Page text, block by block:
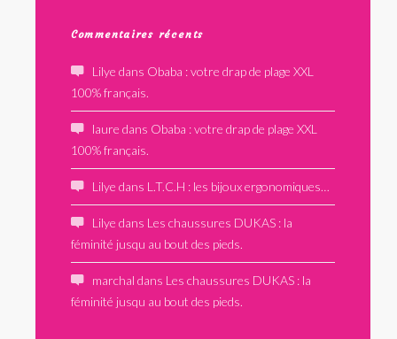
Commentaires récents
Lilye dans Obaba : votre drap de plage XXL
100% français.
laure dans Obaba : votre drap de plage XXL
100% français.
Lilye dans L.T.C.H : les bijoux ergonomiques…
Lilye dans Les chaussures DUKAS : la
féminité jusqu au bout des pieds.
marchal dans Les chaussures DUKAS : la
féminité jusqu au bout des pieds.